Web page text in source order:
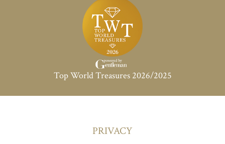
Top World Treasures 2026/2025
PRIVACY